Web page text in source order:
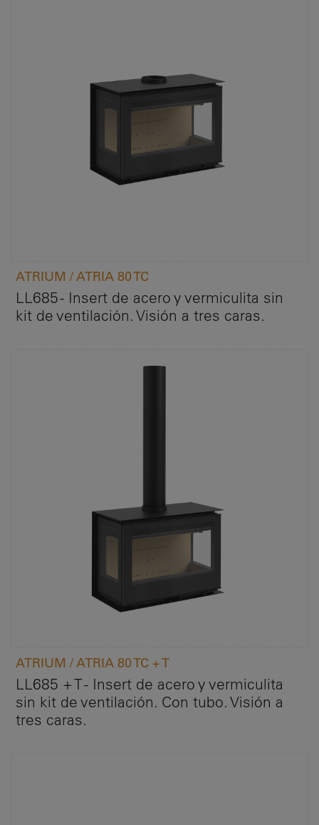
ATRIUM / ATRIA 80 TC
LL685 - Insert de acero y vermiculita sin
kit de ventilación. Visión a tres caras.
ATRIUM / ATRIA 80 TC + T
LL685 + T - Insert de acero y vermiculita
sin kit de ventilación. Con tubo. Visión a
tres caras.